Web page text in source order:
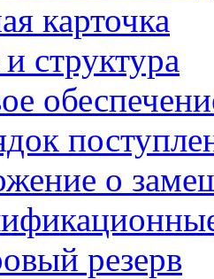
карточка
структура
о
резерв